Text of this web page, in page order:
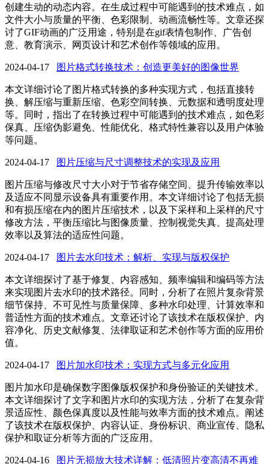
创建生动的动态内容。在生成过程中可能遇到的技术难点，如
文件大小与质量的平衡、色彩限制、动画流畅性等。文章还探
讨了GIF动画的广泛用途，特别是在gif表情包制作、广告创
意、教育演示、网页设计和艺术创作等领域的应用。
2024-04-17 图片格式转换技术：创造更美好的图像世界
本文详细讨论了图片格式转换的多种实现方式，包括直接转
换、解压缩与重新压缩、色彩空间转换、元数据和透明度处理
等。同时，指出了在转换过程中可能遇到的技术难点，如色彩
保真、压缩伪影避免、性能优化、格式特性兼容以及用户体验
等问题。
2024-04-17 图片压缩与尺寸调整技术的实现及应用
图片压缩与修改尺寸大小对于节省存储空间、提升传输效率以
及适应不同显示设备具有重要作用。本文详细讨论了包括无损
和有损压缩在内的图片压缩技术，以及下采样和上采样的尺寸
修改方法，平衡压缩比与图像质量、控制视觉失真、提高处理
效率以及算法的适应性问题。
2024-04-17 图片去水印技术：解析、实现与版权保护
本文详细探讨了基于修复、内容感知、频率编辑和编码等方法
来实现图片去水印的技术路径。同时，分析了在照片复杂背景
细节保持、不可见性与质量保障、多种水印处理、计算效率和
普适性方面的技术难点。文章还讨论了该技术在版权保护、内
容净化、历史文献修复、法律取证和艺术创作等方面的应用价
值。
2024-04-17 图片加水印技术：实现方式与多元化应用
图片加水印是确保数字图像版权保护和身份验证的关键技术。
本文详细探讨了文字和图片水印的实现方法，分析了在复杂背
景适应性、颜色保真度以及性能与效率方面的技术难点。阐述
了该技术在版权保护、内容认证、身份标识、商业宣传、隐私
保护和取证分析等方面的广泛应用。
2024-04-16 图片无损放大技术详解：低清照片变高清不再难